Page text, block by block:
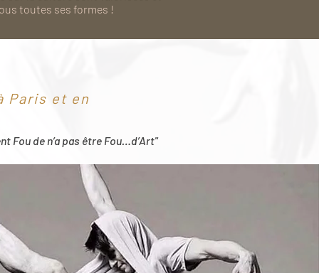
toutes ses formes !
Paris et en
Fou de n’a pas être Fou…d’Art"